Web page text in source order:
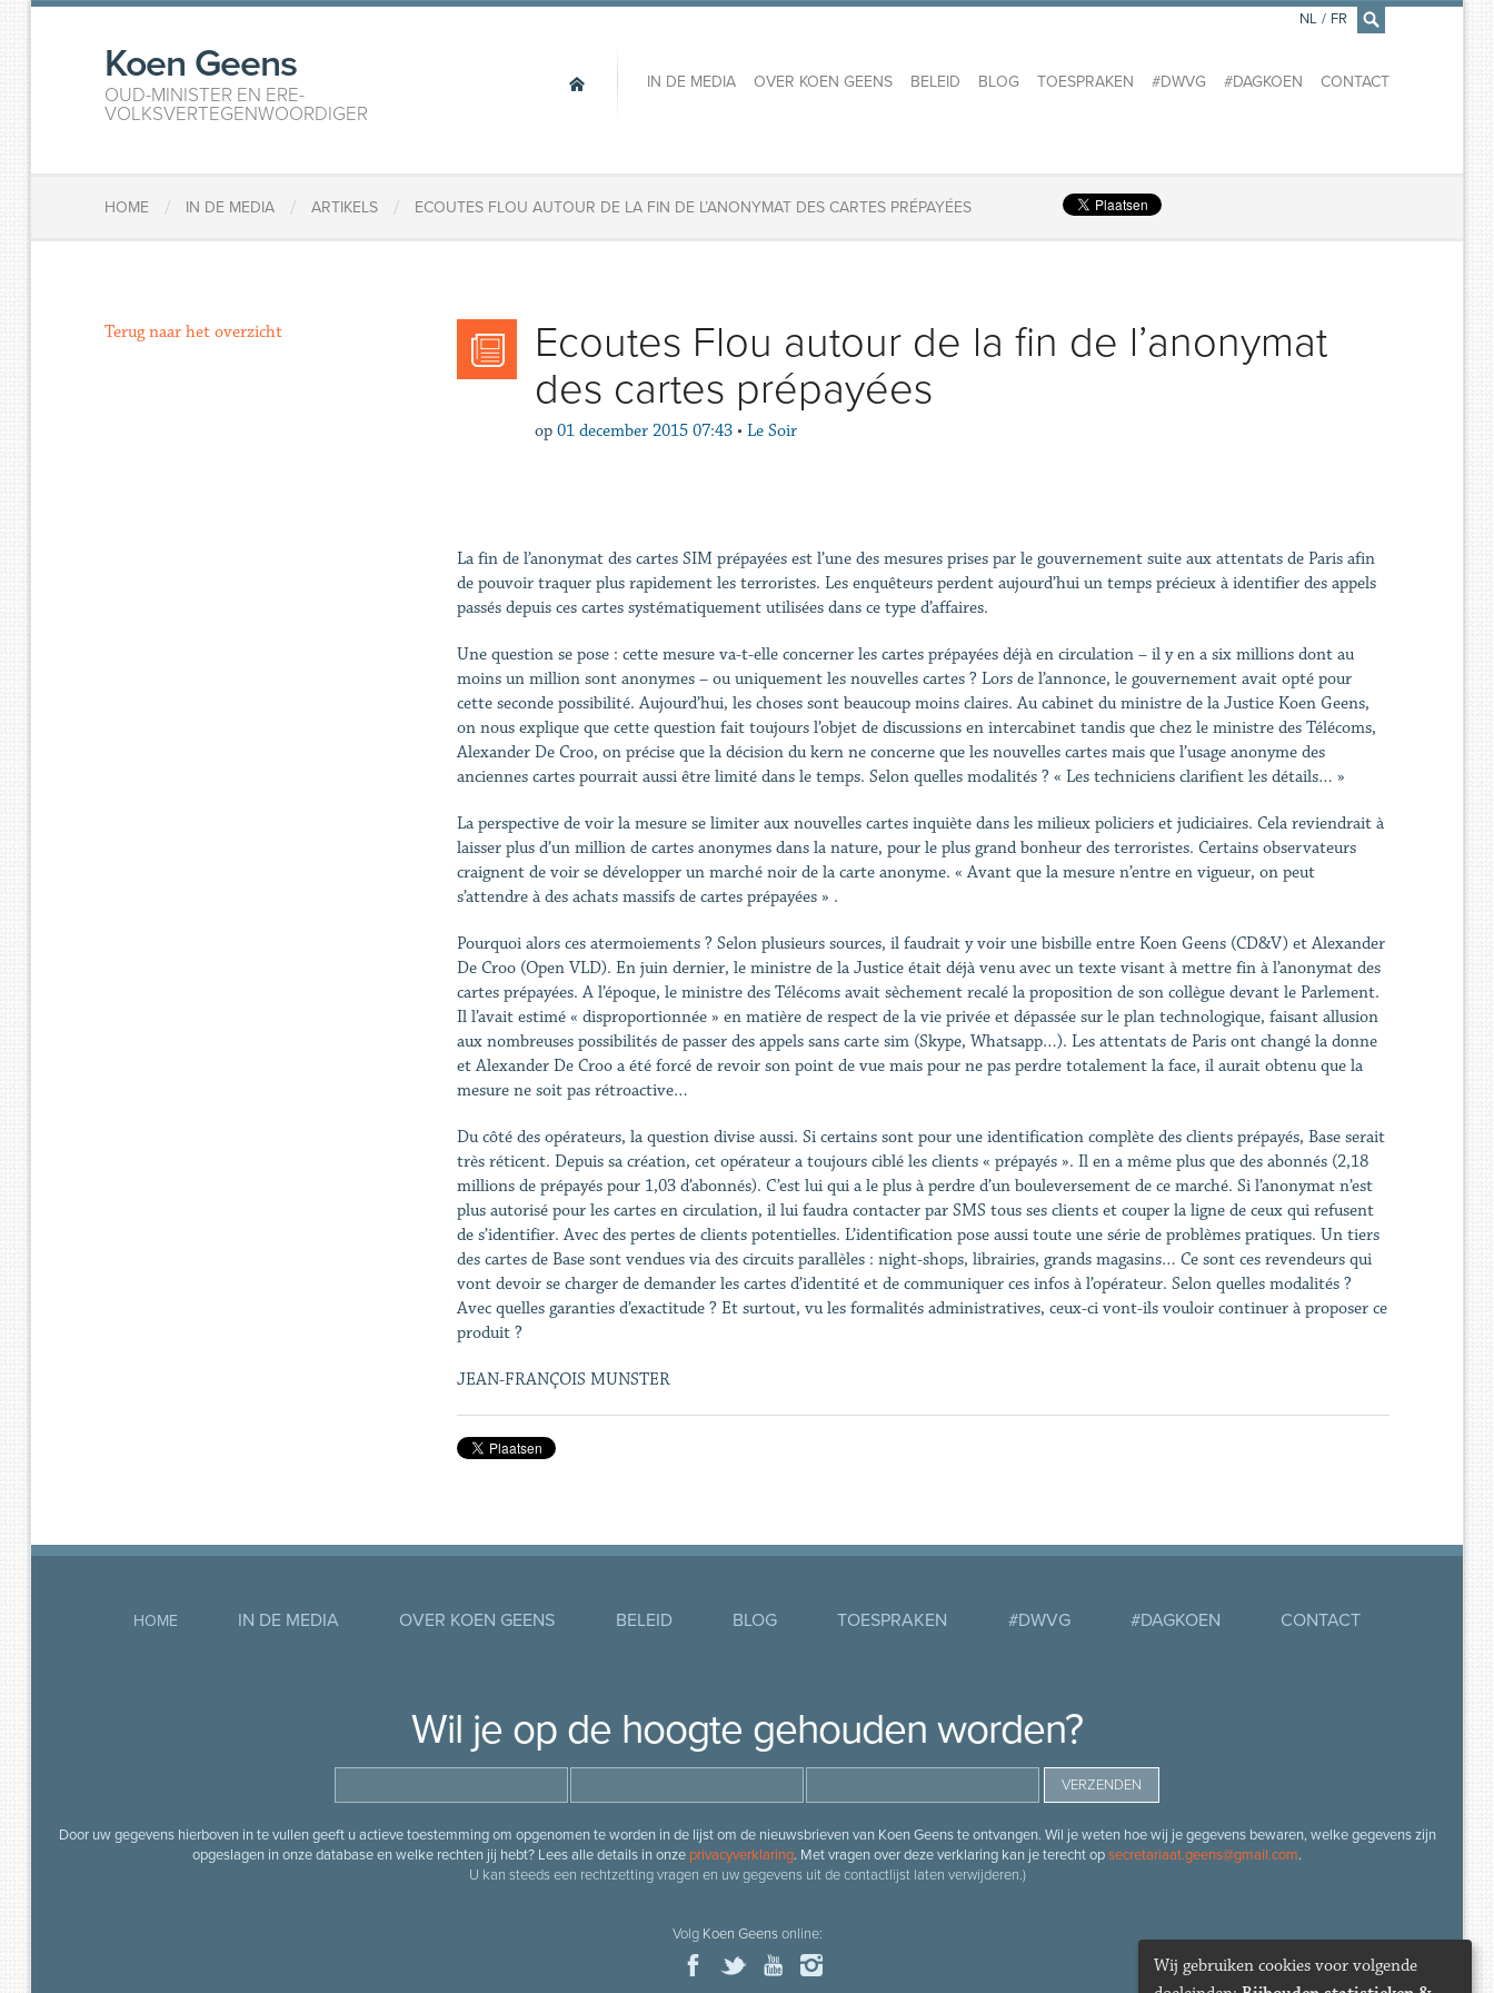
×
Koen Geens
OUD-MINISTER EN ERE-
VOLKSVERTEGENWOORDIGER
IN DE MEDIA OVER KOEN GEENS BELEID BLOG TOESPRAKEN #DWVG #DAGKOEN CONTACT
NL / FR
HOME / IN DE MEDIA / ARTIKELS / ECOUTES FLOU AUTOUR DE LA FIN DE L’ANONYMAT DES CARTES PRÉPAYÉES
Ecoutes Flou autour de la fin de l’anonymat
des cartes prépayées
op 01 december 2015 07:43 • Le Soir
La fin de l’anonymat des cartes SIM prépayées est l’une des mesures prises par le gouvernement suite aux attentats de Paris afin
de pouvoir traquer plus rapidement les terroristes. Les enquêteurs perdent aujourd’hui un temps précieux à identifier des appels
passés depuis ces cartes systématiquement utilisées dans ce type d’affaires.
Une question se pose : cette mesure va-t-elle concerner les cartes prépayées déjà en circulation – il y en a six millions dont au
moins un million sont anonymes – ou uniquement les nouvelles cartes ? Lors de l’annonce, le gouvernement avait opté pour
cette seconde possibilité. Aujourd’hui, les choses sont beaucoup moins claires. Au cabinet du ministre de la Justice Koen Geens,
on nous explique que cette question fait toujours l’objet de discussions en intercabinet tandis que chez le ministre des Télécoms,
Alexander De Croo, on précise que la décision du kern ne concerne que les nouvelles cartes mais que l’usage anonyme des
anciennes cartes pourrait aussi être limité dans le temps. Selon quelles modalités ? « Les techniciens clarifient les détails… »
La perspective de voir la mesure se limiter aux nouvelles cartes inquiète dans les milieux policiers et judiciaires. Cela reviendrait à
laisser plus d’un million de cartes anonymes dans la nature, pour le plus grand bonheur des terroristes. Certains observateurs
craignent de voir se développer un marché noir de la carte anonyme. « Avant que la mesure n’entre en vigueur, on peut
s’attendre à des achats massifs de cartes prépayées » .
Pourquoi alors ces atermoiements ? Selon plusieurs sources, il faudrait y voir une bisbille entre Koen Geens (CD&V) et Alexander
De Croo (Open VLD). En juin dernier, le ministre de la Justice était déjà venu avec un texte visant à mettre fin à l’anonymat des
cartes prépayées. A l’époque, le ministre des Télécoms avait sèchement recalé la proposition de son collègue devant le Parlement.
Il l’avait estimé « disproportionnée » en matière de respect de la vie privée et dépassée sur le plan technologique, faisant allusion
aux nombreuses possibilités de passer des appels sans carte sim (Skype, Whatsapp…). Les attentats de Paris ont changé la donne
et Alexander De Croo a été forcé de revoir son point de vue mais pour ne pas perdre totalement la face, il aurait obtenu que la
mesure ne soit pas rétroactive…
Du côté des opérateurs, la question divise aussi. Si certains sont pour une identification complète des clients prépayés, Base serait
très réticent. Depuis sa création, cet opérateur a toujours ciblé les clients « prépayés ». Il en a même plus que des abonnés (2,18
millions de prépayés pour 1,03 d’abonnés). C’est lui qui a le plus à perdre d’un bouleversement de ce marché. Si l’anonymat n’est
plus autorisé pour les cartes en circulation, il lui faudra contacter par SMS tous ses clients et couper la ligne de ceux qui refusent
de s’identifier. Avec des pertes de clients potentielles. L’identification pose aussi toute une série de problèmes pratiques. Un tiers
des cartes de Base sont vendues via des circuits parallèles : night-shops, librairies, grands magasins… Ce sont ces revendeurs qui
vont devoir se charger de demander les cartes d’identité et de communiquer ces infos à l’opérateur. Selon quelles modalités ?
Avec quelles garanties d’exactitude ? Et surtout, vu les formalités administratives, ceux-ci vont-ils vouloir continuer à proposer ce
produit ?
JEAN-FRANÇOIS MUNSTER
Terug naar het overzicht
HOME IN DE MEDIA OVER KOEN GEENS BELEID BLOG TOESPRAKEN #DWVG #DAGKOEN CONTACT
Wil je op de hoogte gehouden worden?
Door uw gegevens hierboven in te vullen geeft u actieve toestemming om opgenomen te worden in de lijst om de nieuwsbrieven van Koen Geens te ontvangen. Wil je weten hoe wij je gegevens bewaren, welke gegevens zijn
opgeslagen in onze database en welke rechten jij hebt? Lees alle details in onze privacyverklaring. Met vragen over deze verklaring kan je terecht opsecretariaat.geens@gmail.com.
U kan steeds een rechtzetting vragen en uw gegevens uit de contactlijst laten verwijderen.)
Volg Koen Geensonline:
Wij gebruiken cookies voor volgende